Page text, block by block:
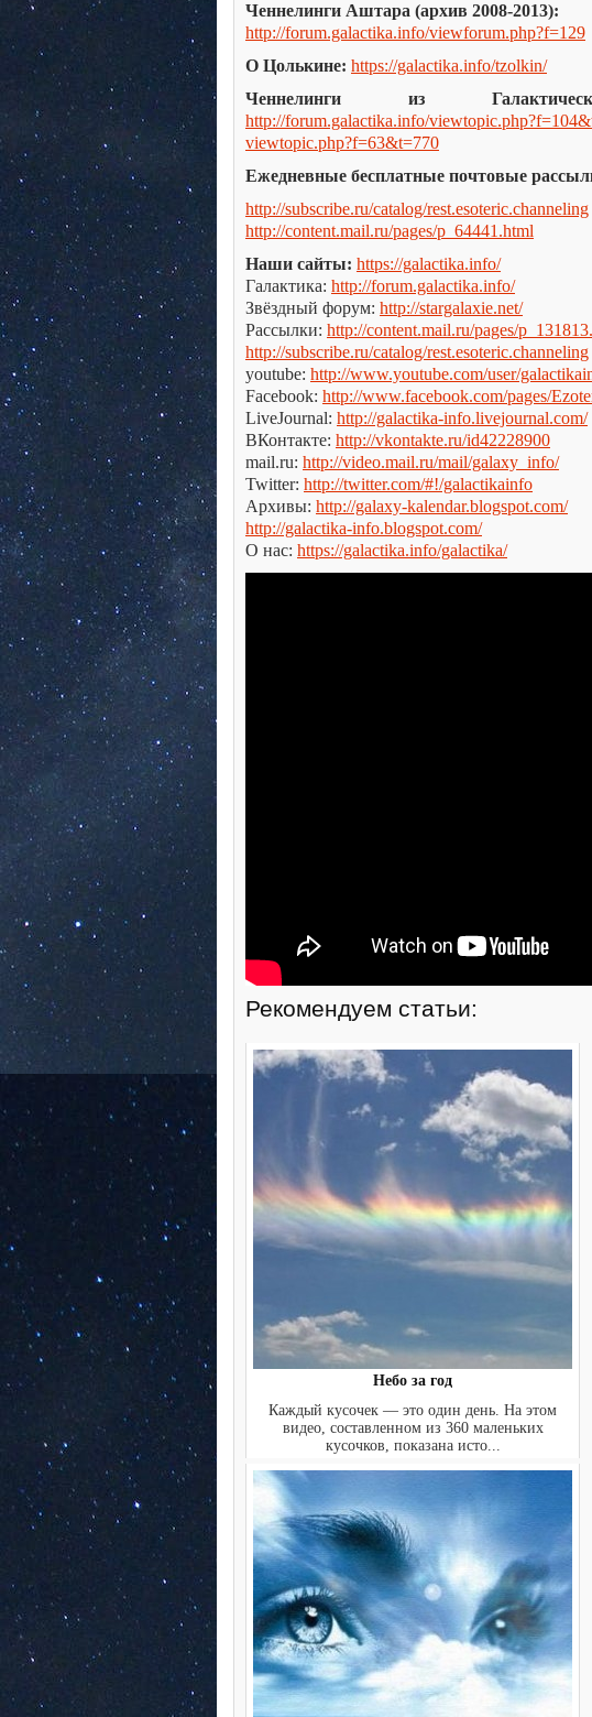
Ченнелинги Аштара (архив 2008-2013):
http://forum.galactika.info/viewforum.php?f=129
О Цолькине: https://galactika.info/tzolkin/
Ченнелинги из
http://forum.galactika.info/
viewtopic.php?f=63&t=770
Ежедневные бесплатные почтовые
http://subscribe.ru/catalog/rest.esoteric.channeling
http://content.mail.ru/pages/p_64441.html
Наши сайты: https://galactika.info/
Галактика: http://forum.galactika.info/
Звёздный форум: http://stargalaxie.net/
Рассылки: http://content.mail.ru/pages/
http://subscribe.ru/catalog/rest.esoteric.channeling
youtube: http://www.youtube.com/user/
Facebook: http://www.facebook.com/pages/
LiveJournal: http://galactika-info.livejournal.com/
ВКонтакте: http://vkontakte.ru/id42228900
mail.ru: http://video.mail.ru/mail/galaxy_info/
Twitter: http://twitter.com/#!/galactikainfo
Архивы: http://galaxy-kalendar.blogspot.com/
http://galactika-info.blogspot.com/
О нас: https://galactika.info/galactika/
Рекомендуем статьи:
Небо за год
Каждый кусочек — это один день. На этом
видео, составленном из 360 маленьких
кусочков, показана исто...